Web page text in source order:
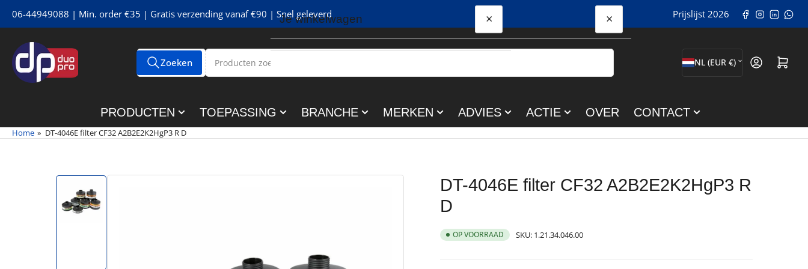
naar
content
06-44949088 | Min. order €35 | Gratis verzending vanaf €90 | Snel geleverd Prijslijst 2026 Facebook
InstagramWhatsApp Opent in
Alle tags
Producten
zoekenZoeken
L
d
/
e
NL (EUR €) Mini-winkelwagen
PRODUCTEN TOEPASSING BRANCHE MERKEN ADVIES ACTIE OVER CONTACT
Home » DT-4046E filter CF32 A2B2E2K2HgP3 R D
Meteen
naar
de
DT-4046E filter CF32 A2B2E2K2HgP3 R
D
OP VOORRAAD SKU: 1.21.34.046.00
Je winkelwagen ×
Je winkelwagen is leeg
Snel
bekijken
×